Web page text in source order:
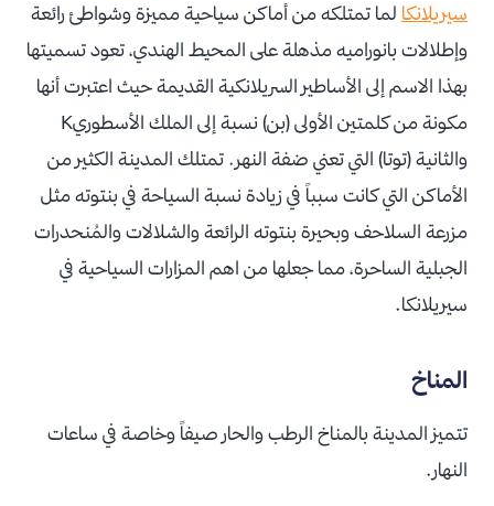
سيريلانكا لما تمتلكه من أماكن سياحية مميزة وشواطئ رائعة
وإطلالات بانوراميه مذهلة على المحيط الهندي، تعود تسميتها
بهذا الاسم إلى الأساطير السريلانكية القديمة حيث اعتبرت أنها
مكونة من كلمتين الأولى (بن) نسبة إلى الملك الأسطوريK
والثانية (توتا) التي تعني ضفة النهر. تمتلك المدينة الكثير من
الأماكن التي كانت سبباً في زيادة نسبة السياحة في بنتوته مثل
مزرعة السلاحف وبحيرة بنتوته الرائعة والشلالات والمُنحدرات
الجبلية الساحرة، مما جعلها من اهم المزارات السياحية في
سيريلانكا.
المناخ
تتميز المدينة بالمناخ الرطب والحار صيفاً وخاصة في ساعات
النهار.